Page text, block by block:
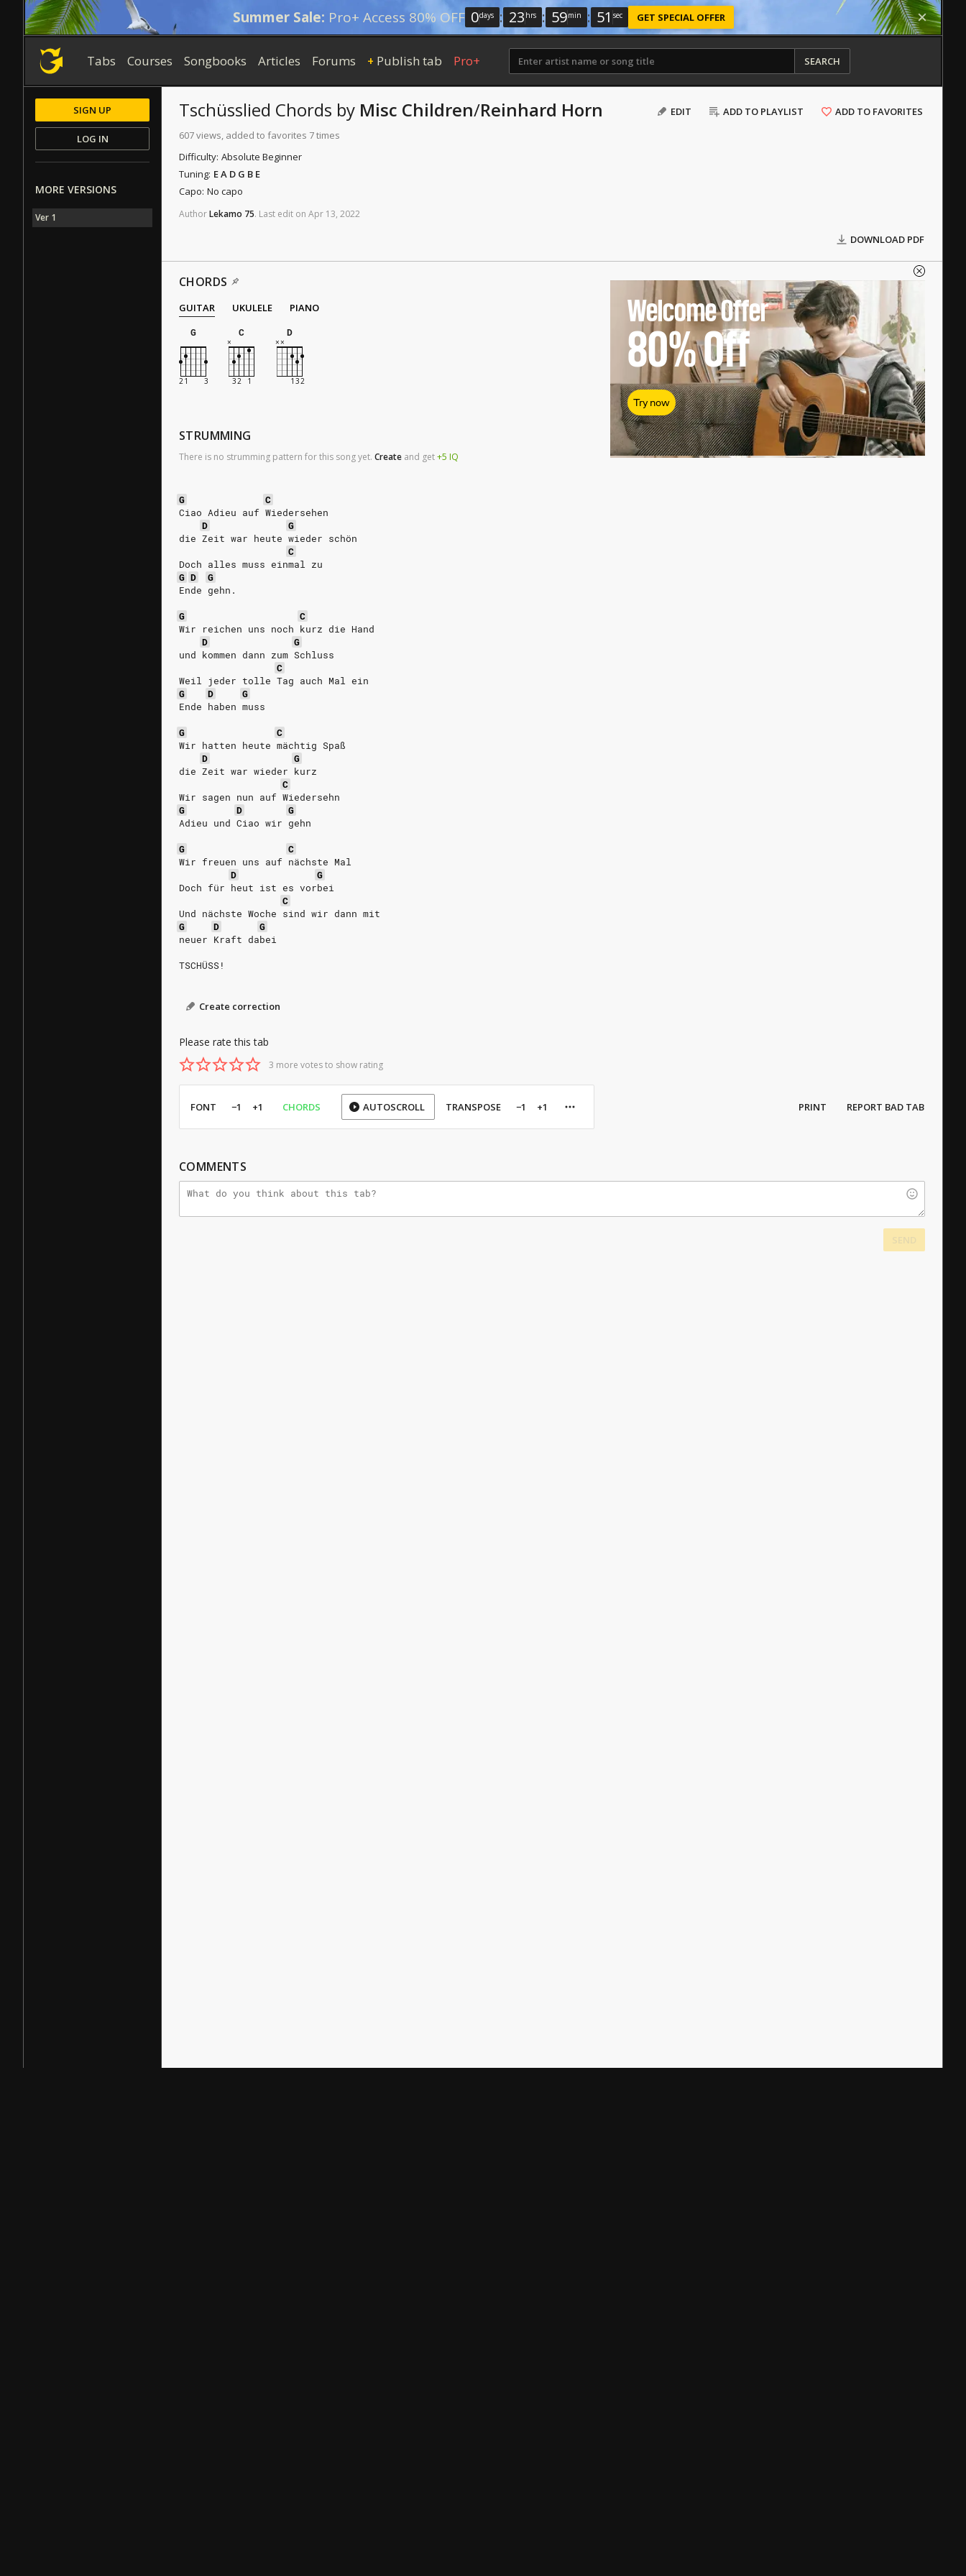
Summer Sale: Pro+ Access 80% OFF 0days : 23 hrs : 59min : 50 sec GET SPECIAL OFFER
Tabs Courses Songbooks Articles Forums + Publish tab Pro+ SEARCH
EDIT ADD TO PLAYLIST ADD TO FAVORITES
Tschüsslied Chords by Misc Children/Reinhard Horn
607 views, added to favorites 7 times
Difficulty: Absolute Beginner
Tuning: E A D G B E
Capo: No capo
AuthorLekamo 75. Last edit on Apr 13, 2022
DOWNLOAD PDF
CHORDS
GUITAR UKULELE
PIANO
G
C D
STRUMMING
There is no strumming pattern for this song yet. Create and get+5 IQ
G
C
Ciao Adieu auf Wiedersehen
D
G
die Zeit war heute wieder schön
C
Doch alles muss einmal zu
G D
G
Ende gehn.
G
C
Wir reichen uns noch kurz die Hand
D
G
und kommen dann zum Schluss
C
Weil jeder tolle Tag auch Mal ein
G
D
G
Ende haben muss
G
C
Wir hatten heute mächtig Spaß
D
G
die Zeit war wieder kurz
C
Wir sagen nun auf Wiedersehn
G
D
G
Adieu und Ciao wir gehn
G
C
Wir freuen uns auf nächste Mal
D
G
Doch für heut ist es vorbei
C
Und nächste Woche sind wir dann mit
G
D
G
neuer Kraft dabei
TSCHÜSS!
Create correction
Please rate this tab
3 more votes to show rating
Welcome Offer
80%Off
Try now
FONT −1 +1 CHORDS AUTOSCROLL TRANSPOSE −1 +1 PRINT REPORT BAD TAB
COMMENTS
SIGN UP
LOG IN
MORE VERSIONS
Ver 1